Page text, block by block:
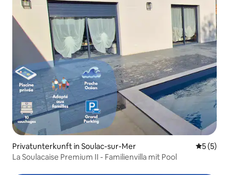
Privatunterkunft in Soulac-sur-Mer
5 (5)
La Soulacaise Premium II - Familienvilla mit Pool